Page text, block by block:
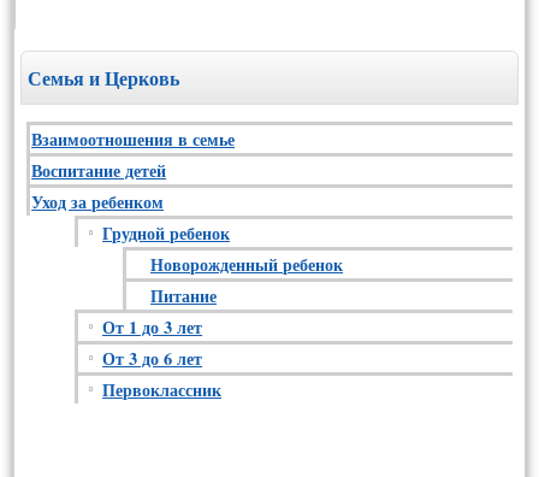
Семья и Церковь
Взаимоотношения в семье
Воспитание детей
Уход за ребенком
Грудной ребенок
Новорожденный ребенок
Питание
От 1 до 3 лет
От 3 до 6 лет
Первоклассник